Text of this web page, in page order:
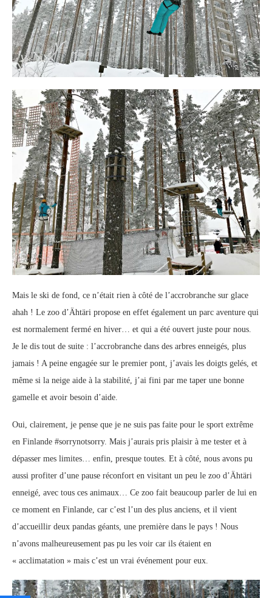
Mais le ski de fond, ce n’était rien à côté de l’accrobranche sur glace
ahah ! Le zoo d’Ähtäri propose en effet également un parc aventure qui
est normalement fermé en hiver… et qui a été ouvert juste pour nous.
Je le dis tout de suite : l’accrobranche dans des arbres enneigés, plus
jamais ! A peine engagée sur le premier pont, j’avais les doigts gelés, et
même si la neige aide à la stabilité, j’ai fini par me taper une bonne
gamelle et avoir besoin d’aide.
Oui, clairement, je pense que je ne suis pas faite pour le sport extrême
en Finlande #sorrynotsorry. Mais j’aurais pris plaisir à me tester et à
dépasser mes limites… enfin, presque toutes. Et à côté, nous avons pu
aussi profiter d’une pause réconfort en visitant un peu le zoo d’Ähtäri
enneigé, avec tous ces animaux… Ce zoo fait beaucoup parler de lui en
ce moment en Finlande, car c’est l’un des plus anciens, et il vient
d’accueillir deux pandas géants, une première dans le pays ! Nous
n’avons malheureusement pas pu les voir car ils étaient en
« acclimatation » mais c’est un vrai événement pour eux.